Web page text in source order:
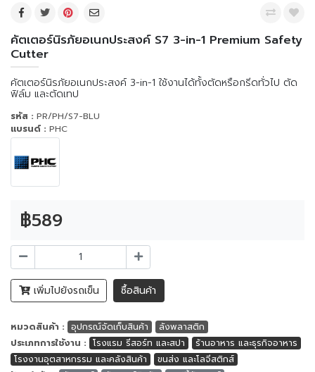
คัตเตอร์นิรภัยอเนกประสงค์ S7 3-in-1 Premium Safety
Cutter
คัตเตอร์นิรภัยอเนกประสงค์ 3-in-1 ใช้งานได้ทั้งตัดหรือกรีดทั่วไป ตัด
ฟิล์ม และตัดเทป
รหัส : PR/PH/S7-BLU
แบรนด์ : PHC
฿589
เพิ่มไปยังรถเข็น ซื้อสินค้า
หมวดสินค้า : อุปกรณ์จัดเก็บสินค้า
ลังพลาสติก
ประเภทการใช้งาน : โรงแรม รีสอร์ท และสปา
ร้านอาหาร และธุรกิจอาหาร
โรงงานอุตสาหกรรม และคลังสินค้า
ขนส่ง และโลจีสติกส์